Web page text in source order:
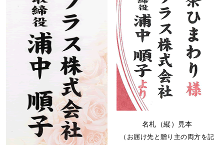
名札（縦）見本
（お届け先と贈り主の両方を記